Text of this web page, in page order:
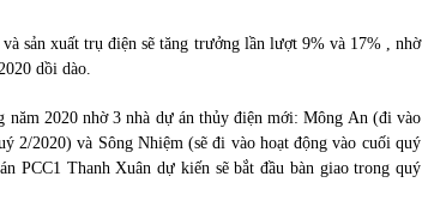
sản xuất trụ điện sẽ tăng trưởng lần lượt 9% và 17% , nhờ
dồi dào.
năm 2020 nhờ 3 nhà dự án thủy điện mới: Mông An (đi vào
2/2020) và Sông Nhiệm (sẽ đi vào hoạt động vào cuối quý
PCC1 Thanh Xuân dự kiến sẽ bắt đầu bàn giao trong quý